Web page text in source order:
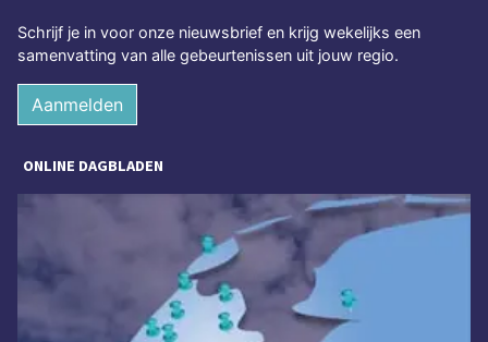
Schrijf je in voor onze nieuwsbrief en krijg wekelijks een
samenvatting van alle gebeurtenissen uit jouw regio.
Aanmelden
ONLINE DAGBLADEN